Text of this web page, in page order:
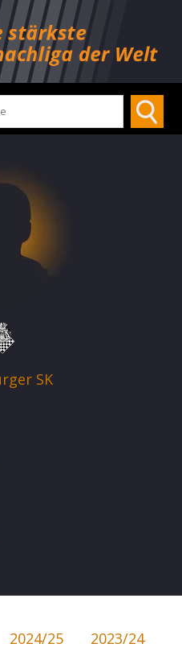
SK
2024/25
2023/24